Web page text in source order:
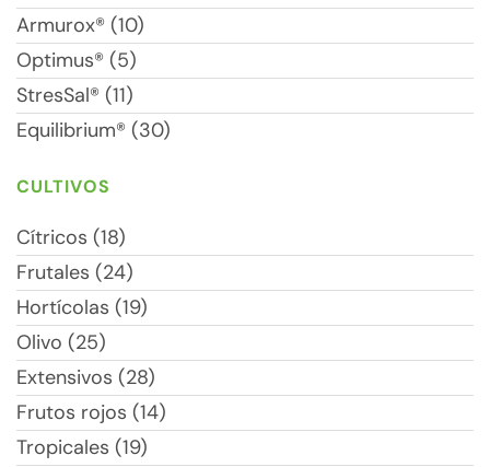
Armurox® (10)
Optimus® (5)
StresSal® (11)
Equilibrium® (30)
CULTIVOS
Cítricos (18)
Frutales (24)
Hortícolas (19)
Olivo (25)
Extensivos (28)
Frutos rojos (14)
Tropicales (19)